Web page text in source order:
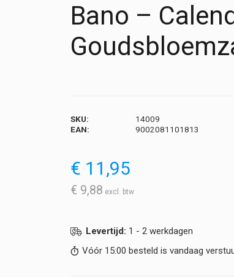
Bano –
SKU:
14009
EAN:
9002081101813
€ 11,95
€ 9,88
Levertijd: 1 - 2 werkdagen
Vóór 15:00 besteld is vandaag